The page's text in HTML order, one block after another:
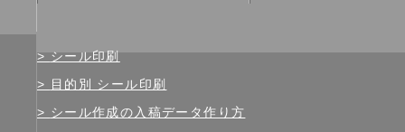
シール印刷
目的別 シール印刷
シール作成の入稿データ作り方